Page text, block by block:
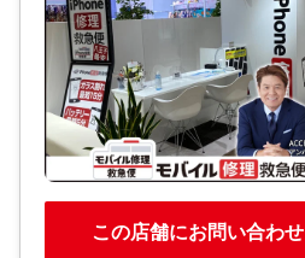
この店舗にお問い合わせ